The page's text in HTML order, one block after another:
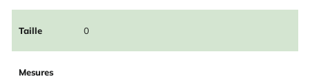
Taille 0
Mesures